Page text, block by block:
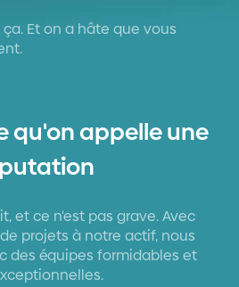
Et on a hâte que vous
qu'on appelle une
et ce n'est pas grave. Avec
projets à notre actif, nous
des équipes formidables et